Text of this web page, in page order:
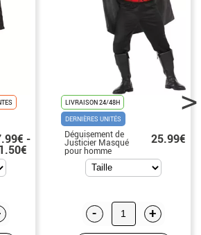
-
LIVRAISON 24/48H
DERNIÈRES UNITÉS
Déguisement de
Justicier Masqué
pour homme
25.99€
- +